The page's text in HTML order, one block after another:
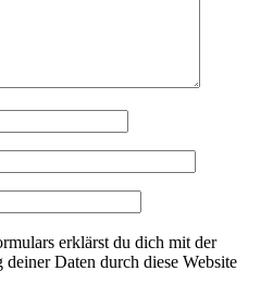
erklärst du dich mit der
Daten durch diese Website